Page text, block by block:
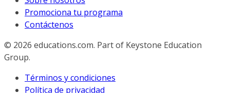
Promociona tu programa
Contáctenos
© 2026 educations.com. Part of Keystone Education
Group.
Términos y condiciones
Política de privacidad